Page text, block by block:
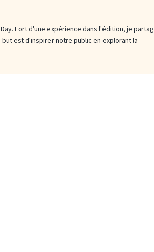
Fort d'une expérience dans l'édition, je
est d'inspirer notre public en explorant la